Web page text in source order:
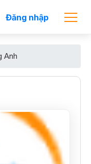
Đăng nhập
Anh